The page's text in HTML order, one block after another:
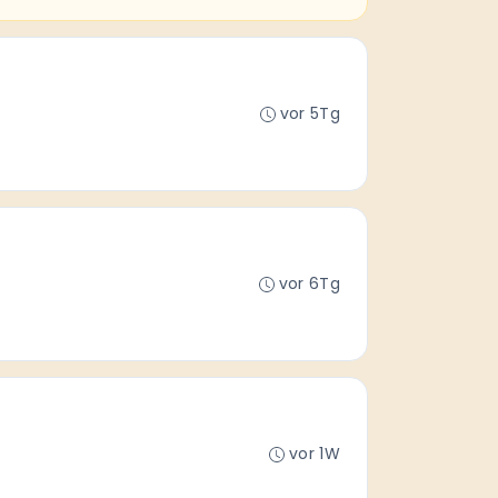
vor 5Tg
vor 6Tg
vor 1W